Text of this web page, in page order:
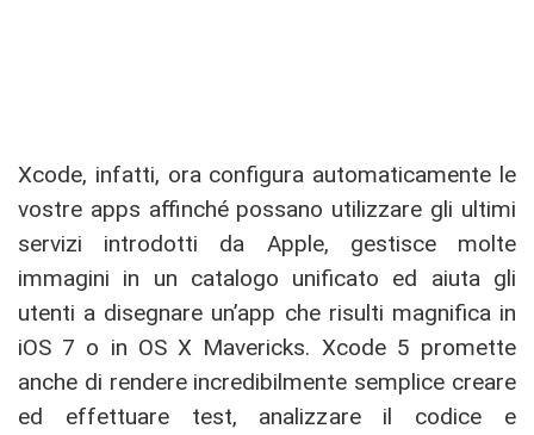
Xcode, infatti, ora configura automaticamente le
vostre apps affinché possano utilizzare gli ultimi
servizi introdotti da Apple, gestisce molte
immagini in un catalogo unificato ed aiuta gli
utenti a disegnare un’app che risulti magnifica in
iOS 7 o in OS X Mavericks. Xcode 5 promette
anche di rendere incredibilmente semplice creare
ed effettuare test, analizzare il codice e